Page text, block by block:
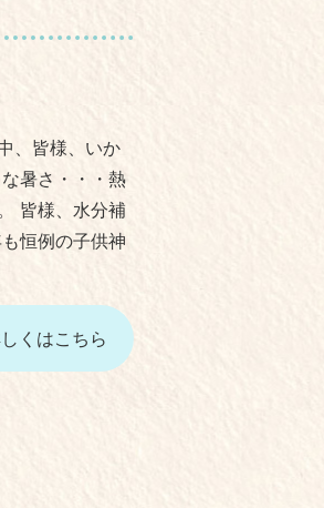
、皆様、いか
暑さ・・・熱
皆様、水分補
恒例の子供神
くはこちら